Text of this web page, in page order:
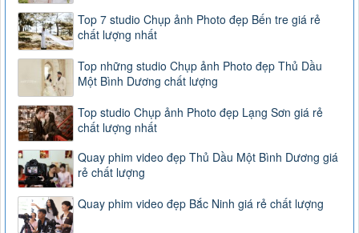
Top 7 studio Chụp ảnh Photo đẹp Bến tre giá rẻ
chất lượng nhất
Top những studio Chụp ảnh Photo đẹp Thủ Dầu
Một Bình Dương chất lượng
Top studio Chụp ảnh Photo đẹp Lạng Sơn giá rẻ
chất lượng nhất
Quay phim video đẹp Thủ Dầu Một Bình Dương giá
rẻ chất lượng
Quay phim video đẹp Bắc Ninh giá rẻ chất lượng